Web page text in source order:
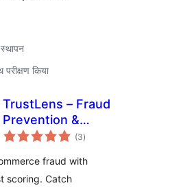
किया
TrustLens – Fraud
Prevention &
Chargeback
WooCommerce
(3कुल
दर)
fraud with
scoring. Catch